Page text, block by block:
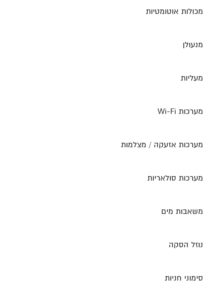
מכולות אוטומטיות
מנעולן
מעליות
מערכות Wi-Fi
מערכות אזעקה / מצלמות
מערכות סולאריות
משאבות מים
נוזל הסקה
סימוני חניות